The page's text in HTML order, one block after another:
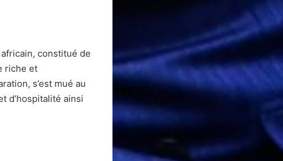
constitué de
riche et
s’est mué au
d’hospitalité ainsi